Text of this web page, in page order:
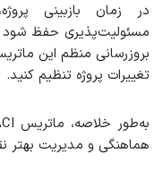
مسئولیت‌پذیری حفظ شود
بروزرسانی منظم این
تغییرات پروژه تنظیم کنید.
هماهنگی و مدیریت بهتر